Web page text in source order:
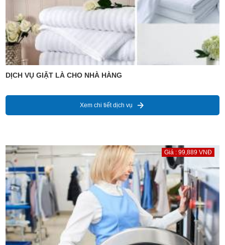
DỊCH VỤ GIẶT LÀ CHO NHÀ HÀNG
Xem chi tiết dịch vụ
Giá : 99,889 VNĐ